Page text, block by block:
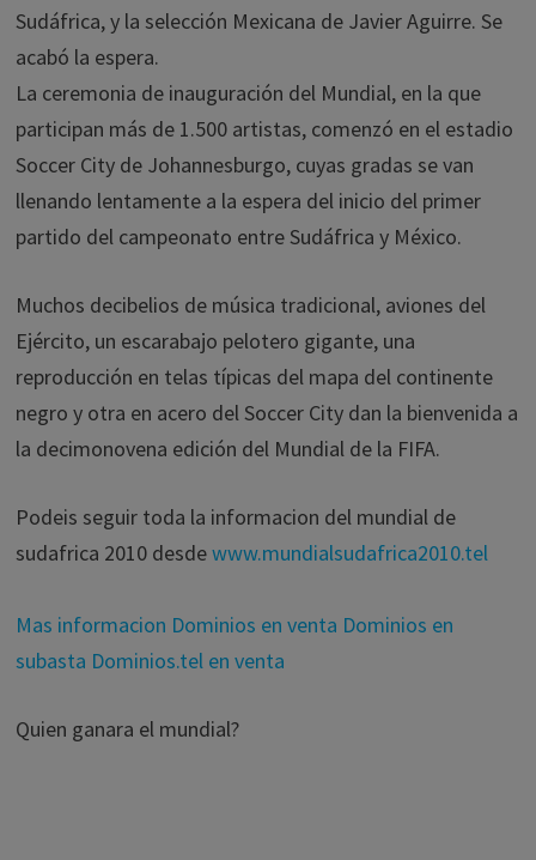
Sudáfrica, y la selección Mexicana de Javier Aguirre. Se
acabó la espera.
La ceremonia de inauguración del Mundial, en la que
participan más de 1.500 artistas, comenzó en el estadio
Soccer City de Johannesburgo, cuyas gradas se van
llenando lentamente a la espera del inicio del primer
partido del campeonato entre Sudáfrica y México.
Muchos decibelios de música tradicional, aviones del
Ejército, un escarabajo pelotero gigante, una
reproducción en telas típicas del mapa del continente
negro y otra en acero del Soccer City dan la bienvenida a
la decimonovena edición del Mundial de la FIFA.
Podeis seguir toda la informacion del mundial de
sudafrica 2010 desdewww.mundialsudafrica2010.tel
Mas informacion Dominios en venta Dominios en
subasta Dominios.tel en venta
Quien ganara el mundial?